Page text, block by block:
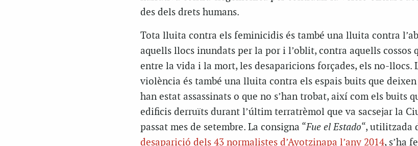
des dels drets humans.
Tota lluita contra els feminicidis és també una lluita contra
aquells llocs inundats per la por i l’oblit, contra aquells cossos
entre la vida i la mort, les desaparicions forçades, els no-llocs.
violència és també una lluita contra els espais buits que deixen
han estat assassinats o que no s’han trobat, així com els buits
edificis derruïts durant l’últim terratrèmol que va sacsejar la
passat mes de setembre. La consigna “Fue el Estado“, utilitzada
desaparició dels 43 normalistes d’Ayotzinapa l’any 2014, s’ha